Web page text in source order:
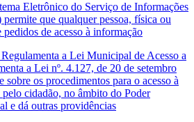
Eletrônico do Serviço de Informações
que qualquer pessoa, física ou
de acesso à informação
a Lei Municipal de Acesso a
a Lei nº. 4.127, de 20 de setembro
sobre os procedimentos para o acesso à
cidadão, no âmbito do Poder
e dá outras providências